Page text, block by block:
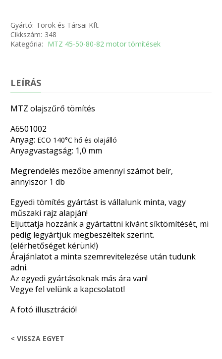
Gyártó: Török és Társai Kft.
Cikkszám: 348
Kategória: MTZ 45-50-80-82 motor tömítések
LEÍRÁS
MTZ olajszűrő tömítés
A6501002
Anyag: ECO 140°C hő és olajálló
Anyagvastagság: 1,0 mm
Megrendelés mezőbe amennyi számot beír,
annyiszor 1 db
Egyedi tömítés gyártást is vállalunk minta, vagy
műszaki rajz alapján!
Eljuttatja hozzánk a gyártattni kívánt síktömítését, mi
pedig legyártjuk megbeszéltek szerint.
(elérhetőséget kérünk!)
Árajánlatot a minta szemrevitelezése után tudunk
adni.
Az egyedi gyártásoknak más ára van!
Vegye fel velünk a kapcsolatot!
A fotó illusztráció!
< VISSZA EGYET